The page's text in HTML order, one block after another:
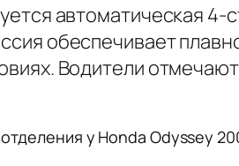
автоматическая
обеспечивает
Водители
у Honda Odyssey